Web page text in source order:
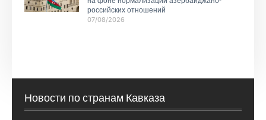
российских отношений
07/08/2026
Новости по странам Кавказа